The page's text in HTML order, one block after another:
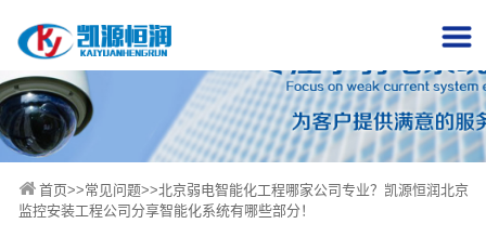
首页>>常见问题>>北京弱电智能化工程哪家公司专业？凯源恒润北京
监控安装工程公司分享智能化系统有哪些部分！